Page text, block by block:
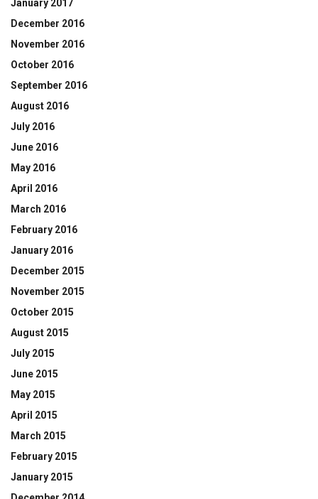
January 2017
December 2016
November 2016
October 2016
September 2016
August 2016
July 2016
June 2016
May 2016
April 2016
March 2016
February 2016
January 2016
December 2015
November 2015
October 2015
August 2015
July 2015
June 2015
May 2015
April 2015
March 2015
February 2015
January 2015